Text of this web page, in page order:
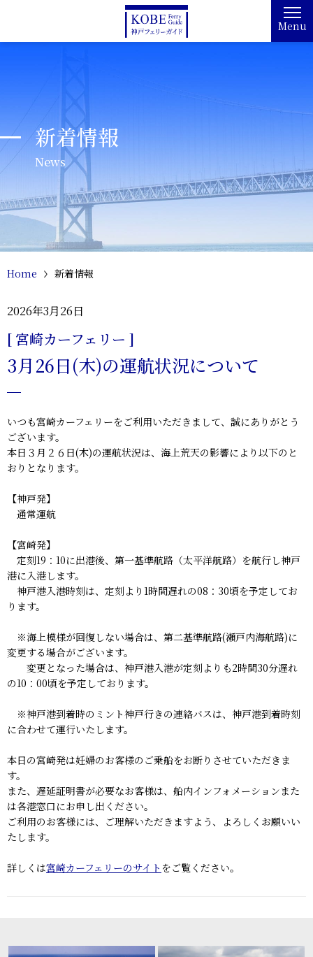
Menu
新着情報
News
Home 新着情報
2026年3月26日
[ 宮崎カーフェリー ]
3月26日(木)の運航状況について
いつも宮崎カーフェリーをご利用いただきまして、誠にありがとう
ございます。
本日３月２６日(木)の運航状況は、海上荒天の影響により以下のと
おりとなります。
【神戸発】
通常運航
【宮崎発】
定刻19：10に出港後、第一基準航路（太平洋航路）を航行し神戸
港に入港します。
神戸港入港時刻は、定刻より1時間遅れの08：30頃を予定してお
ります。
※海上模様が回復しない場合は、第二基準航路(瀬戸内海航路)に
変更する場合がございます。
変更となった場合は、神戸港入港が定刻よりも2時間30分遅れ
の10：00頃を予定しております。
※神戸港到着時のミント神戸行きの連絡バスは、神戸港到着時刻
に合わせて運行いたします。
本日の宮崎発は妊婦のお客様のご乗船をお断りさせていただきま
す。
また、遅延証明書が必要なお客様は、船内インフォメーションまた
は各港窓口にお申し出ください。
ご利用のお客様には、ご理解いただきますよう、よろしくお願いい
たします。
詳しくは宮崎カーフェリーのサイト をご覧ください。